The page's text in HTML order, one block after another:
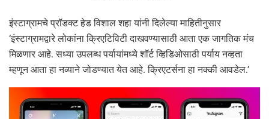
इंस्टाग्रामचे प्रॉडक्ट हेड विशाल शहा यांनी दिलेल्या माहितीनुसार
‘इंस्टाग्रामद्वारे लोकांना क्रिएटिविटी दाखवण्यासाठी आता एक जागतिक मंच
मिळणार आहे. सध्या उपलब्ध पर्यायांमध्ये शॉर्ट व्हिडिओसाठी पर्याय नव्हता
म्हणून आता हा नव्याने जोडण्यात येत आहे. क्रिएटर्सना हा नक्की आवडेल.’